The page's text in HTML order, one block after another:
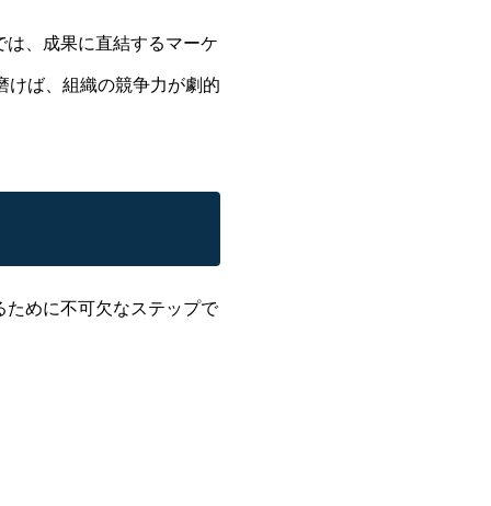
、成果に直結するマーケ
けば、組織の競争力が劇的
ために不可欠なステップで